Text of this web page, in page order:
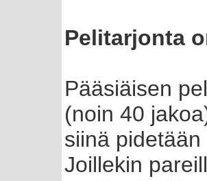
Pelitarjonta
Pääsiäisen
(noin 40
siinä
Joillekin